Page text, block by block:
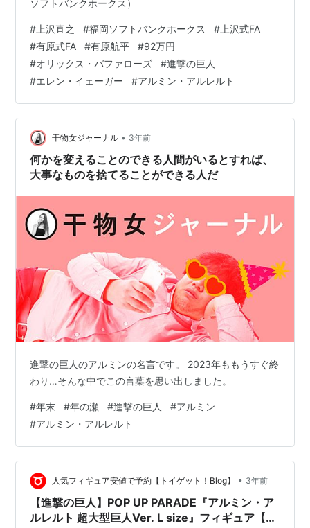
ソフトバンクホークス）
# 上沢直之 #福岡ソフトバンクホークス # 上沢式FA
#有原式FA #有原航平 #92万円
#オリックス・バファローズ #進撃の巨人
#エレン・イェーガー #アルミン・アルレルト
干物女ジャーナル • 3年前
何かを変えることのできる人間がいるとすれば、
大事なものを捨てることができる人だ
進撃の巨人のアルミンの名言です。 2023年ももうすぐ終
わり…そんな中でこの言葉を思い出しました。
#年末 #年の瀬 #進撃の巨人 #アルミン
#アルミン・アルレルト
人気フィギュア安値で予約【トイゲット！Blog】 • 3年前
【進撃の巨人】POP UP PARADE『アルミン・ア
ルレルト 超大型巨人Ver. L size』フィギュア【グ